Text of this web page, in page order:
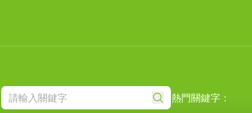
熱門關鍵字：